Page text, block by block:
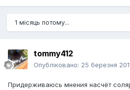
1 місяць потому...
tommy412
Опубліковано: 25 березня
Придерживаюсь мнения насчёт